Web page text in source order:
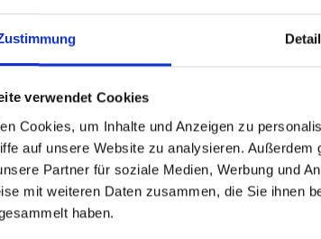
verwendet Cookies
Cookies, um Inhalte und Anzeigen zu
auf unsere Website zu analysieren.
Partner für soziale Medien, Werbung und
mit weiteren Daten zusammen, die Sie ihnen
haben.
provider te vergoeden voor alle schade die
zich om de exploitant te vrijwaren van alle
van de gebruiker. De gebruiker
hij/zij ervan op de hoogte is gesteld dat de
worden opgevolgd om ernstig letsel te